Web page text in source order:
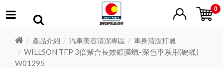
0
產品介紹 汽車美容清潔專區 車身清潔打蠟
WILLSON TFP 3倍聚合長效鍍膜蠟-深色車系用(硬蠟)
W01295